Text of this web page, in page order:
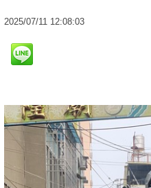
2025/07/11 12:08:03